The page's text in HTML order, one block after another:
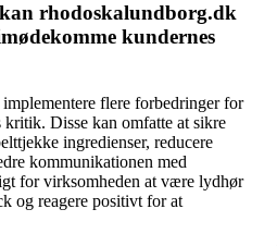
rhodoskalundborg.dk
kundernes
flere forbedringer for
kritik. Disse kan omfatte at sikre
ingredienser, reducere
kommunikationen med
for virksomheden at være lydhør
og reagere positivt for at